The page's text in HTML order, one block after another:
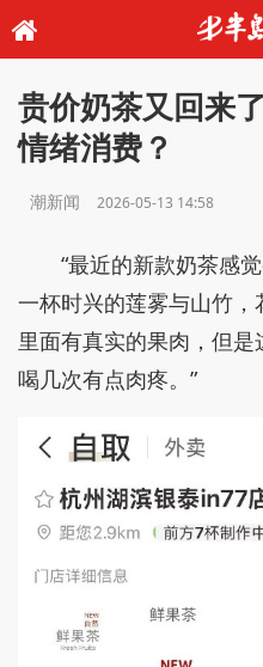
贵价奶茶又回来
情绪消费？
潮新闻 2026-05-13 14:58
“最近的新款奶茶感
一杯时兴的莲雾与山竹，
里面有真实的果肉，但
喝几次有点肉疼。”